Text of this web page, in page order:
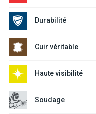
Durabilité
Cuir véritable
Haute visibilité
Soudage